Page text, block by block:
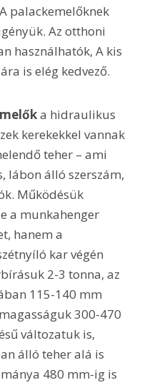
palackemelőknek
Az otthoni
használhatók, A kis
is elég kedvező.
a hidraulikus
kerekekkel vannak
teher – ami
lábon álló szerszám,
Működésük
a munkahenger
hanem a
kar végén
2-3 tonna, az
115-140 mm
300-470
változatuk is,
álló teher alá is
480 mm-ig is